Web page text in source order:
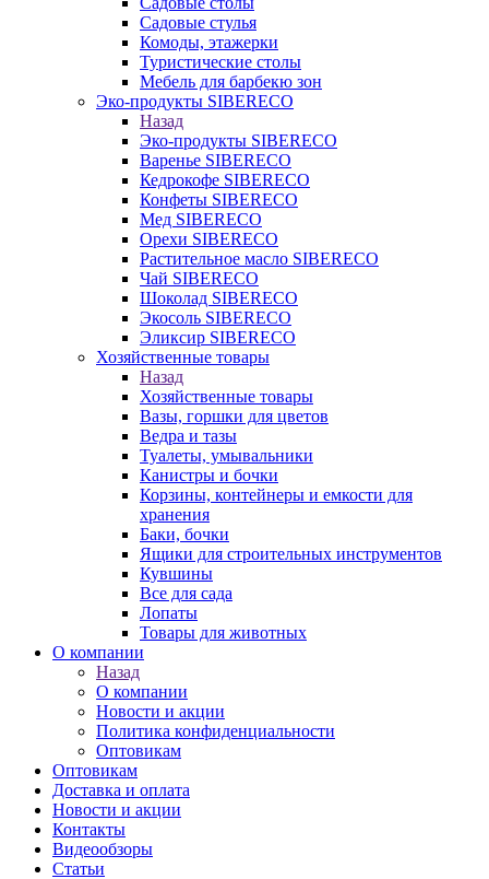
Садовые стулья
Комоды, этажерки
Туристические столы
Мебель для барбекю зон
Эко-продукты SIBERECO
Назад
Эко-продукты SIBERECO
Варенье SIBERECO
Кедрокофе SIBERECO
Конфеты SIBERECO
Мед SIBERECO
Орехи SIBERECO
Растительное масло SIBERECO
Чай SIBERECO
Шоколад SIBERECO
Экосоль SIBERECO
Эликсир SIBERECO
Хозяйственные товары
Назад
Хозяйственные товары
Вазы, горшки для цветов
Ведра и тазы
Туалеты, умывальники
Канистры и бочки
Корзины, контейнеры и емкости для
хранения
Баки, бочки
Ящики для строительных инструментов
Кувшины
Все для сада
Лопаты
Товары для животных
О компании
Назад
О компании
Новости и акции
Политика конфиденциальности
Оптовикам
Оптовикам
Доставка и оплата
Новости и акции
Контакты
Видеообзоры
Статьи